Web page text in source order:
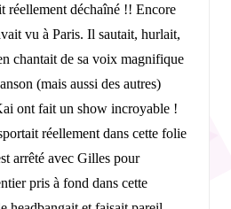
réellement déchaîné !! Encore
vu à Paris. Il sautait, hurlait,
chantait de sa voix magnifique
(mais aussi des autres)
ont fait un show incroyable !
réellement dans cette folie
arrêté avec Gilles pour
pris à fond dans cette